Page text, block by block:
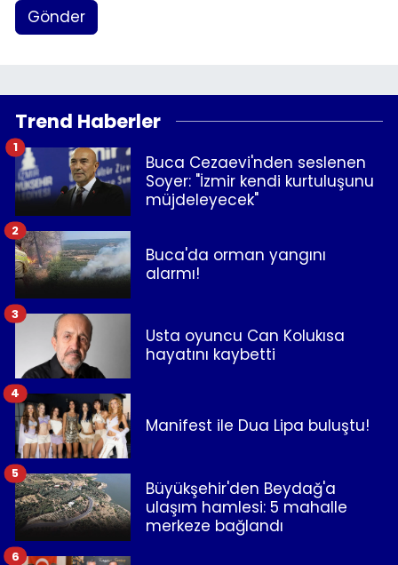
Gönder
Trend Haberler
Buca Cezaevi'nden seslenen
Soyer: "İzmir kendi kurtuluşunu
müjdeleyecek"
1
Buca'da orman yangını
alarmı!
2
Usta oyuncu Can Kolukısa
hayatını kaybetti
3
Manifest ile Dua Lipa buluştu!
4
Büyükşehir'den Beydağ'a
ulaşım hamlesi: 5 mahalle
merkeze bağlandı
5
6